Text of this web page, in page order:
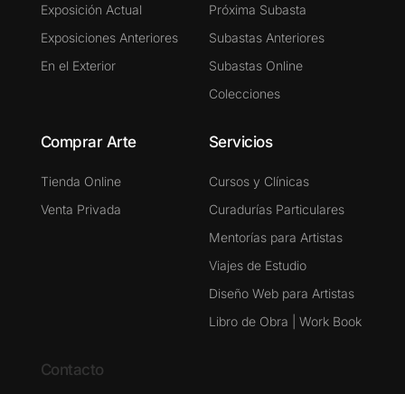
Exposición Actual
Exposiciones Anteriores
En el Exterior
Próxima Subasta
Subastas Anteriores
Subastas Online
Colecciones
Comprar Arte
Tienda Online
Venta Privada
Servicios
Cursos y Clínicas
Curadurías Particulares
Mentorías para Artistas
Viajes de Estudio
Diseño Web para Artistas
Libro de Obra | Work Book
Contacto